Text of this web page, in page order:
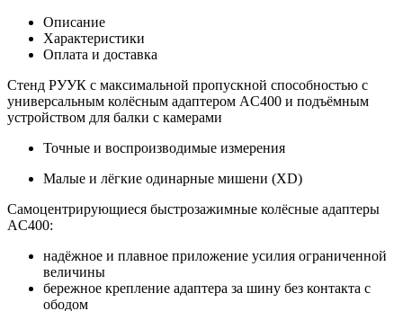
Описание
Характеристики
Оплата и доставка
Стенд РУУК с максимальной пропускной способностью с
универсальным колёсным адаптером AC400 и подъёмным
устройством для балки с камерами
Точные и воспроизводимые измерения
Малые и лёгкие одинарные мишени (XD)
Самоцентрирующиеся быстрозажимные колёсные адаптеры
AC400:
надёжное и плавное приложение усилия ограниченной
величины
бережное крепление адаптера за шину без контакта с
ободом